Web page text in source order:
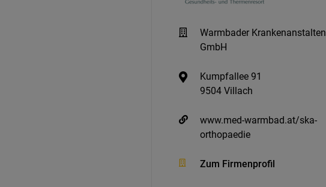
Warmbader Krankenanstalten
GmbH
Kumpfallee 91
9504 Villach
www.med-warmbad.at/ska-
orthopaedie
Zum Firmenprofil